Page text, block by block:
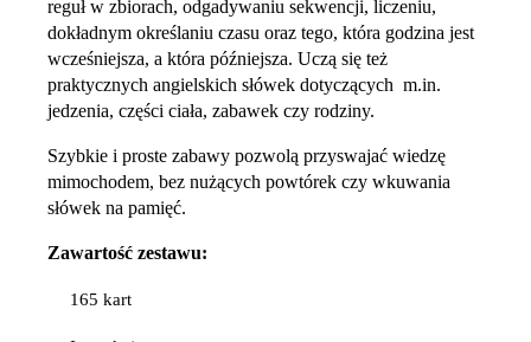
reguł w zbiorach, odgadywaniu sekwencji, liczeniu,
dokładnym określaniu czasu oraz tego, która godzina jest
wcześniejsza, a która późniejsza. Uczą się też
praktycznych angielskich słówek dotyczących m.in.
jedzenia, części ciała, zabawek czy rodziny.
Szybkie i proste zabawy pozwolą przyswajać wiedzę
mimochodem, bez nużących powtórek czy wkuwania
słówek na pamięć.
Zawartość zestawu:
165 kart